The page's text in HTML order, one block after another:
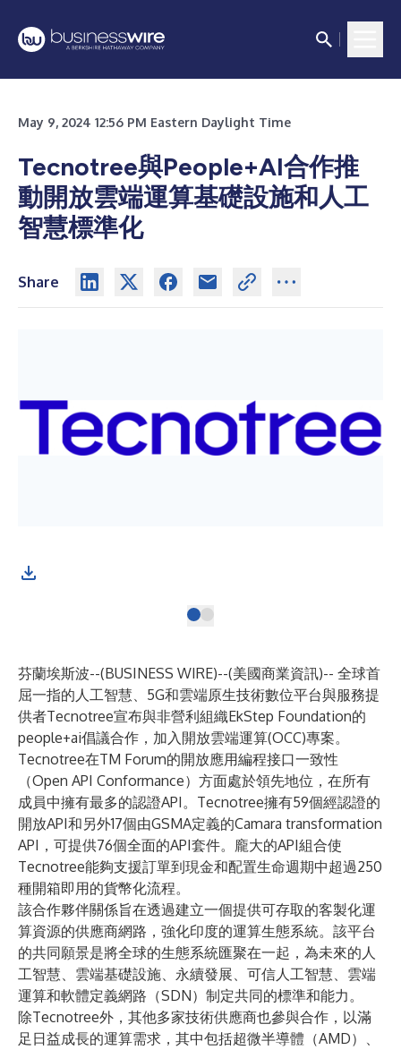
May 9, 2024 12:56 PM Eastern Daylight Time
Tecnotree與People+AI合作推
動開放雲端運算基礎設施和人工
智慧標準化
Share
芬蘭埃斯波--(BUSINESS WIRE)--(美國商業資訊)-- 全球首
屈一指的人工智慧、5G和雲端原生技術數位平台與服務提
供者Tecnotree宣布與非營利組織EkStep Foundation的
people+ai倡議合作，加入開放雲端運算(OCC)專案。
Tecnotree在TM Forum的開放應用編程接口一致性
（Open API Conformance）方面處於領先地位，在所有
成員中擁有最多的認證API。Tecnotree擁有59個經認證的
開放API和另外17個由GSMA定義的Camara transformation
API，可提供76個全面的API套件。龐大的API組合使
Tecnotree能夠支援訂單到現金和配置生命週期中超過250
種開箱即用的貨幣化流程。
該合作夥伴關係旨在透過建立一個提供可存取的客製化運
算資源的供應商網路，強化印度的運算生態系統。該平台
的共同願景是將全球的生態系統匯聚在一起，為未來的人
工智慧、雲端基礎設施、永續發展、可信人工智慧、雲端
運算和軟體定義網路（SDN）制定共同的標準和能力。
除Tecnotree外，其他多家技術供應商也參與合作，以滿
足日益成長的運算需求，其中包括超微半導體（AMD）、